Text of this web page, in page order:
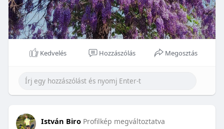
Kedvelés Hozzászólás Megosztás
István Biro Profilkép megváltoztatva